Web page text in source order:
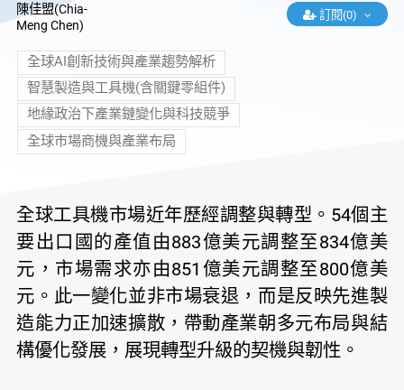
陳佳盟(Chia-
Meng Chen)
訂閱(0)
全球AI創新技術與產業趨勢解析
智慧製造與工具機(含關鍵零組件)
地緣政治下產業鏈變化與科技競爭
全球市場商機與產業布局
全球工具機市場近年歷經調整與轉型。54個主
要出口國的產值由883億美元調整至834億美
元，市場需求亦由851億美元調整至800億美
元。此一變化並非市場衰退，而是反映先進製
造能力正加速擴散，帶動產業朝多元布局與結
構優化發展，展現轉型升級的契機與韌性。